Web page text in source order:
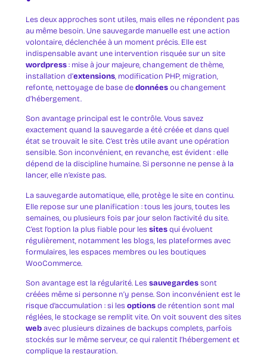
Les deux approches sont utiles, mais elles ne répondent pas
au même besoin. Une sauvegarde manuelle est une action
volontaire, déclenchée à un moment précis. Elle est
indispensable avant une intervention risquée sur un site
wordpress: mise à jour majeure, changement de thème,
installation d’extensions, modification PHP, migration,
refonte, nettoyage de base dedonnéesou changement
d’hébergement.
Son avantage principal est le contrôle. Vous savez
exactement quand la sauvegarde a été créée et dans quel
état se trouvait le site. C’est très utile avant une opération
sensible. Son inconvénient, en revanche, est évident : elle
dépend de la discipline humaine. Si personne ne pense à la
lancer, elle n’existe pas.
La sauvegarde automatique, elle, protège le site en continu.
Elle repose sur une planification : tous les jours, toutes les
semaines, ou plusieurs fois par jour selon l’activité du site.
C’est l’option la plus fiable pour lessitesqui évoluent
régulièrement, notamment les blogs, les plateformes avec
formulaires, les espaces membres ou les boutiques
WooCommerce.
Son avantage est la régularité. Lessauvegardessont
créées même si personne n’y pense. Son inconvénient est le
risque d’accumulation : si lesoptionsde rétention sont mal
réglées, le stockage se remplit vite. On voit souvent des sites
webavec plusieurs dizaines de backups complets, parfois
stockés sur le même serveur, ce qui ralentit l’hébergement et
complique la restauration.